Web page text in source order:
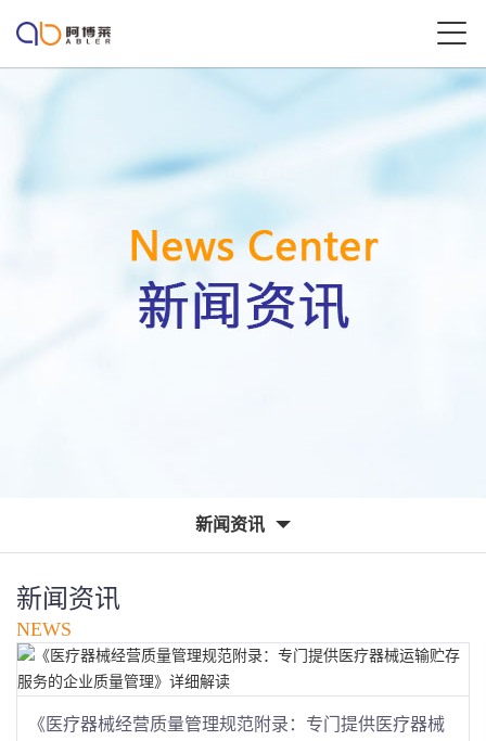
新闻资讯
新闻资讯
NEWS
《医疗器械经营质量管理规范附录：专门提供医疗器械